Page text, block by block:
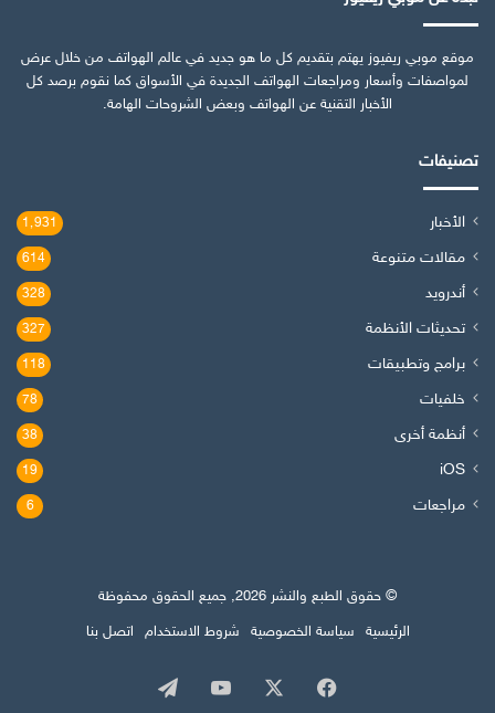
موقع موبي ريفيوز يهتم بتقديم كل ما هو جديد في عالم الهواتف من خلال عرض
لمواصفات وأسعار ومراجعات الهواتف الجديدة في الأسواق كما نقوم برصد كل
الأخبار التقنية عن الهواتف وبعض الشروحات الهامة.
تصنيفات
الأخبار 1٬931
مقالات متنوعة 614
أندرويد 328
تحديثات الأنظمة 327
برامج وتطبيقات 118
خلفيات 78
أنظمة أخرى 38
iOS
19
مراجعات 6
© حقوق الطبع والنشر 2026, جميع الحقوق محفوظة
الرئيسية
سياسة الخصوصية شروط الاستخدام اتصل بنا
فيسبوك ‫YouTube